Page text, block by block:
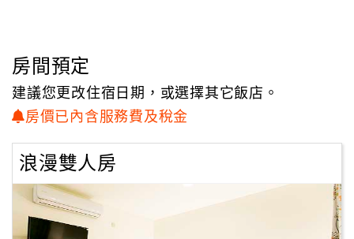
地
圖
顧
務
顧
房間預定
建議您更改住宿日期，或選擇其它飯店。
房價已內含服務費及稅金
浪漫雙人房